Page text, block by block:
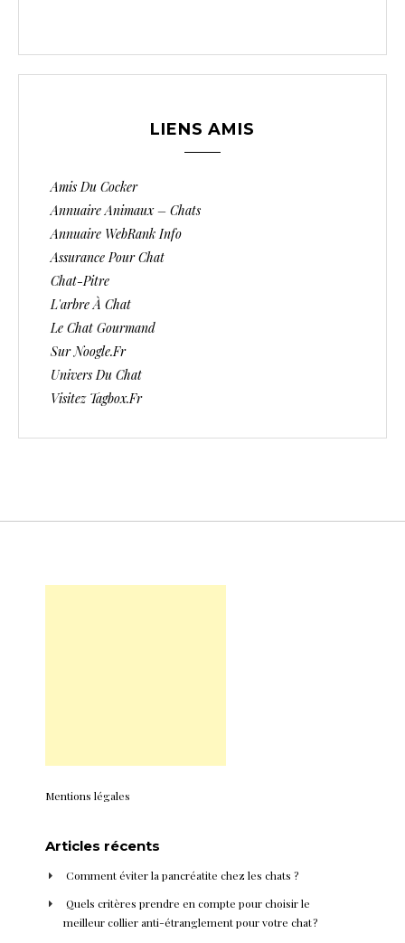
LIENS AMIS
Amis Du Cocker
Annuaire Animaux – Chats
Annuaire WebRank Info
Assurance Pour Chat
Chat-Pitre
L'arbre À Chat
Le Chat Gourmand
Sur Noogle.fr
Univers Du Chat
Visitez Tagbox.fr
Mentions légales
Articles récents
Comment éviter la pancréatite chez les chats ?
Quels critères prendre en compte pour choisir le
meilleur collier anti-étranglement pour votre chat ?